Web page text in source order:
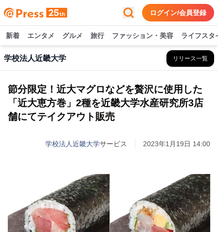
ログイン/会員登録
新着 エンタメ グルメ 旅行 ファッション・美容 ライフスタ
学校法人近畿大学 リリース一覧
節分限定！近大マグロなどを贅沢に使用した
「近大恵方巻」2種を近畿大学水産研究所3店
舗にてテイクアウト販売
学校法人近畿大学サービス 2023年1月19日 14:00